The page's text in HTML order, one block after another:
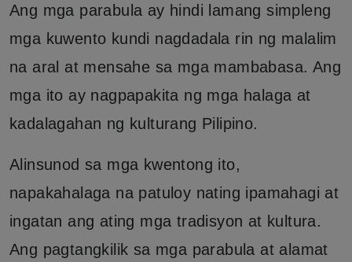
Ang mga parabula ay hindi lamang simpleng
mga kuwento kundi nagdadala rin ng malalim
na aral at mensahe sa mga mambabasa. Ang
mga ito ay nagpapakita ng mga halaga at
kadalagahan ng kulturang Pilipino.
Alinsunod sa mga kwentong ito,
napakahalaga na patuloy nating ipamahagi at
ingatan ang ating mga tradisyon at kultura.
Ang pagtangkilik sa mga parabula at alamat